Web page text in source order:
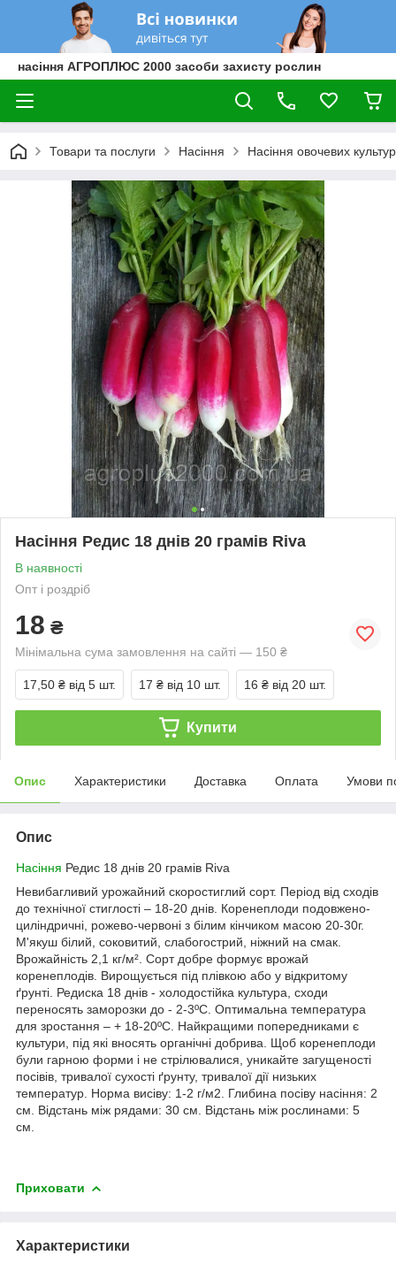
насіння АГРОПЛЮС 2000 засоби захисту рослин
Товари та послуги Насіння Насіння овочевих культур
Насіння Редис 18 днів 20 грамів Riva
В наявності
Опт і роздріб
18 ₴
Мінімальна сума замовлення на сайті — 150 ₴
17,50 ₴ від 5 шт. 17 ₴ від 10 шт. 16 ₴ від 20 шт.
Купити
Опис Характеристики Доставка Оплата Умови
Опис
Насіння Редис 18 днів 20 грамів Riva
Невибагливий урожайний скоростиглий сорт. Період від сходів
до технічної стиглості – 18-20 днів. Коренеплоди подовжено-
циліндричні, рожево-червоні з білим кінчиком масою 20-30г.
М'якуш білий, соковитий, слабогострий, ніжний на смак.
Врожайність 2,1 кг/м². Сорт добре формує врожай
коренеплодів. Вирощується під плівкою або у відкритому
ґрунті. Редиска 18 днів - холодостійка культура, сходи
переносять заморозки до - 2-3ºС. Оптимальна температура
для зростання – + 18-20ºС. Найкращими попередниками є
культури, під які вносять органічні добрива. Щоб коренеплоди
були гарною форми і не стрілювалися, уникайте загущеності
посівів, тривалої сухості ґрунту, тривалої дії низьких
температур. Норма висіву: 1-2 г/м2. Глибина посіву насіння: 2
см. Відстань між рядами: 30 см. Відстань між рослинами: 5
см.
Приховати
Характеристики